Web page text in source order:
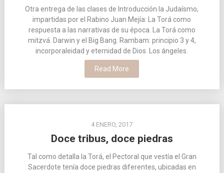
Otra entrega de las clases de Introducción la Judaísmo,
impartidas por el Rabino Juan Mejía: La Torá como
respuesta a las narrativas de su época. La Torá como
mitzvá. Darwin y el Big Bang. Rambam: principio 3 y 4,
incorporaleidad y eternidad de Dios. Los ángeles.
Read More
4 ENERO, 2017
Doce tribus, doce piedras
Tal como detalla la Torá, el Pectoral que vestía el Gran
Sacerdote tenía doce piedras diferentes, ubicadas en